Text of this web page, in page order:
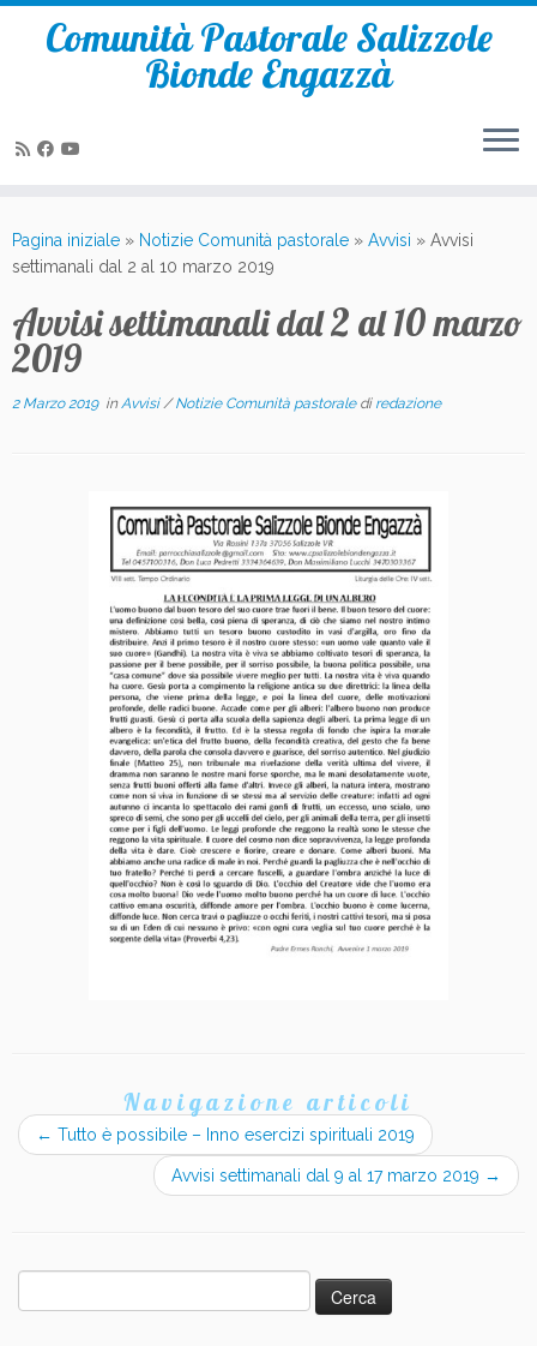
contenuto
Comunità Pastorale Salizzole
Bionde Engazzà
Pagina iniziale » Notizie Comunità pastorale » Avvisi » Avvisi
settimanali dal 2 al 10 marzo 2019
Avvisi settimanali dal 2 al 10 marzo
2019
2 Marzo 2019inAvvisi/Notizie Comunità pastorale di redazione
Navigazione articoli
← Tutto è possibile – Inno esercizi spirituali 2019
Avvisi settimanali dal 9 al 17 marzo 2019 →
per: